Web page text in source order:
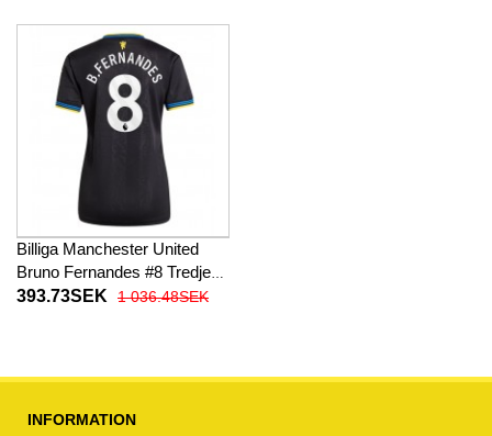
Billiga Manchester United
Bruno Fernandes #8 Tredje
fotbollskläder Dam 2025-26
393.73SEK 1 036.48SEK
INFORMATION